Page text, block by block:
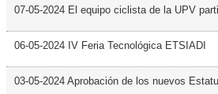
07-05-2024 El equipo ciclista de la UPV
06-05-2024 IV Feria Tecnológica ETSIADI
03-05-2024 Aprobación de los nuevos